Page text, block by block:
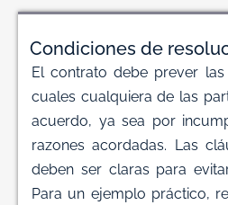
Condiciones de
El contrato debe prever
cuales cualquiera de las
acuerdo, ya sea por
razones acordadas. Las
deben ser claras para
Para un ejemplo práctico,